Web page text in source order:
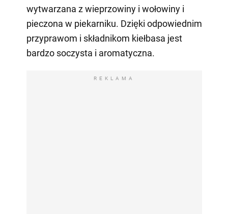
wytwarzana z wieprzowiny i wołowiny i
pieczona w piekarniku. Dzięki odpowiednim
przyprawom i składnikom kiełbasa jest
bardzo soczysta i aromatyczna.
REKLAMA